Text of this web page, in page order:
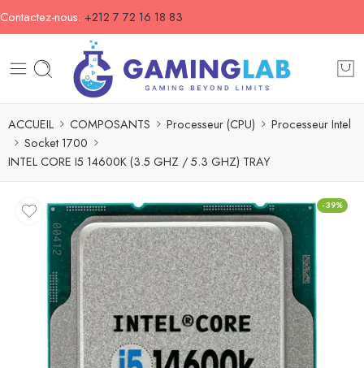
Contactez-nous: +212 7 72 16 18 83
ACCUEIL COMPOSANTS Processeur (CPU)
Processeur Intel
Socket 1700
INTEL CORE I5 14600K (3.5 GHZ / 5.3 GHZ) TRAY
-39%